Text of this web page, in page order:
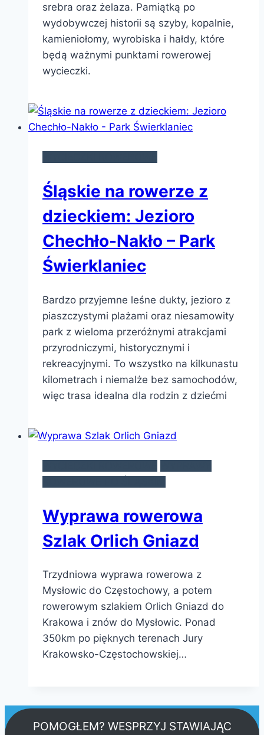
srebra oraz żelaza. Pamiątką po
wydobywczej historii są szyby, kopalnie,
kamieniołomy, wyrobiska i hałdy, które
będą ważnymi punktami rowerowej
wycieczki.
Śląskie na rowerze z
dzieckiem: Jezioro
Chechło-Nakło – Park
Świerklaniec
Bardzo przyjemne leśne dukty, jezioro z
piaszczystymi plażami oraz niesamowity
park z wieloma przeróżnymi atrakcjami
przyrodniczymi, historycznymi i
rekreacyjnymi. To wszystko na kilkunastu
kilometrach i niemalże bez samochodów,
więc trasa idealna dla rodzin z dziećmi
Wyprawa rowerowa
Szlak Orlich Gniazd
Trzydniowa wyprawa rowerowa z
Mysłowic do Częstochowy, a potem
rowerowym szlakiem Orlich Gniazd do
Krakowa i znów do Mysłowic. Ponad
350km po pięknych terenach Jury
Krakowsko-Częstochowskiej…
POMOGŁEM? WESPRZYJ STAWIAJĄC